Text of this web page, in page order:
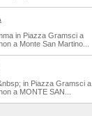
in Piazza Gramsci a
a Monte San Martino...
in Piazza Gramsci a
a MONTE SAN...